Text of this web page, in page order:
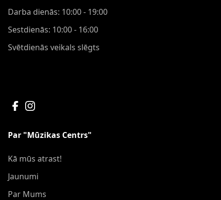
Darba dienās: 10:00 - 19:00
Sestdienās: 10:00 - 16:00
Svētdienās veikals slēgts
Par "Mūzikas Centrs"
Kā mūs atrast!
Jaunumi
Par Mums